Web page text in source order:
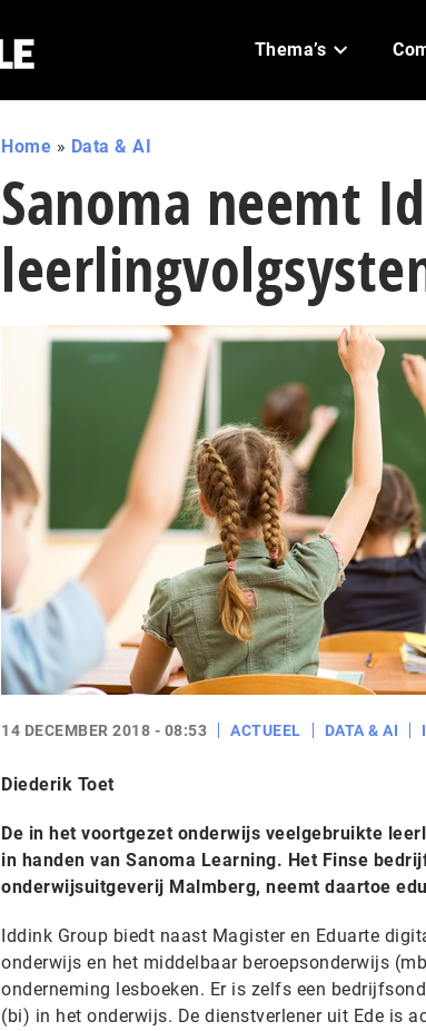
Thema’s
Home » Data & AI
Sanoma neemt
14 DECEMBER 2018 - 08:53 ACTUEEL DATA & AI
Diederik Toet
De in het voortgezet onderwijs veelgebruikte
in handen van Sanoma Learning. Het Finse
onderwijsuitgeverij Malmberg, neemt daartoe
Iddink Group biedt naast Magister en Eduarte
onderwijs en het middelbaar beroepsonderwijs
onderneming lesboeken. Er is zelfs een
(bi) in het onderwijs. De dienstverlener uit Ede is